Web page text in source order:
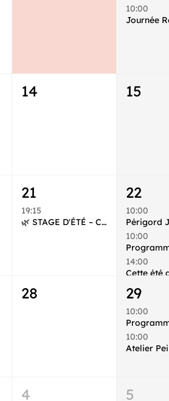
10:00
14 15
21
19:15
🌿 STAGE D'ÉTÉ – CIE LA PASSERELLE 🌿
22
10:00
10:00
14:00
18:00
28 29
10:00
10:00
4 5